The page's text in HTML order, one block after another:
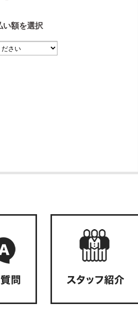
い額を選択